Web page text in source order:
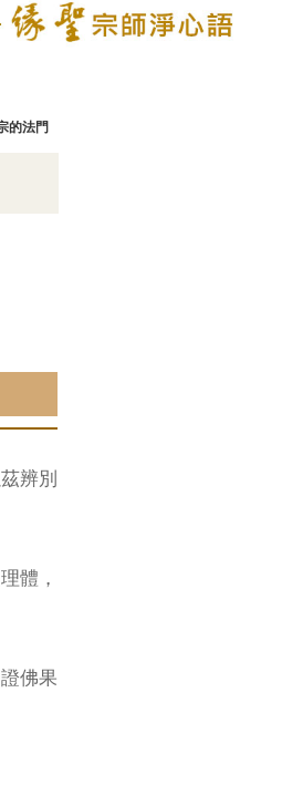
的法門
辨別
體，
佛果